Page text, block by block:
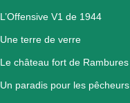
L’Offensive V1 de 1944
Une terre de verre
Le château fort de Rambures
Un paradis pour les pêcheurs